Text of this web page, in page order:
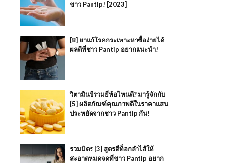
ชาว Pantip! [2023]
[8] ยาแก้โรคกระเพาะหาซื้อง่ายได้
ผลดีที่ชาว Pantip อยากแนะนำ!
วิตามินบีรวมยี่ห้อไหนดี? มารู้จักกับ
[5] ผลิตภัณฑ์คุณภาพดีในราคาแสน
ประหยัดจากชาว Pantip กัน!
รวมมิตร [3] สูตรดีท็อกลำไส้ให้
สะอาดหมดจดที่ชาว Pantip อยาก